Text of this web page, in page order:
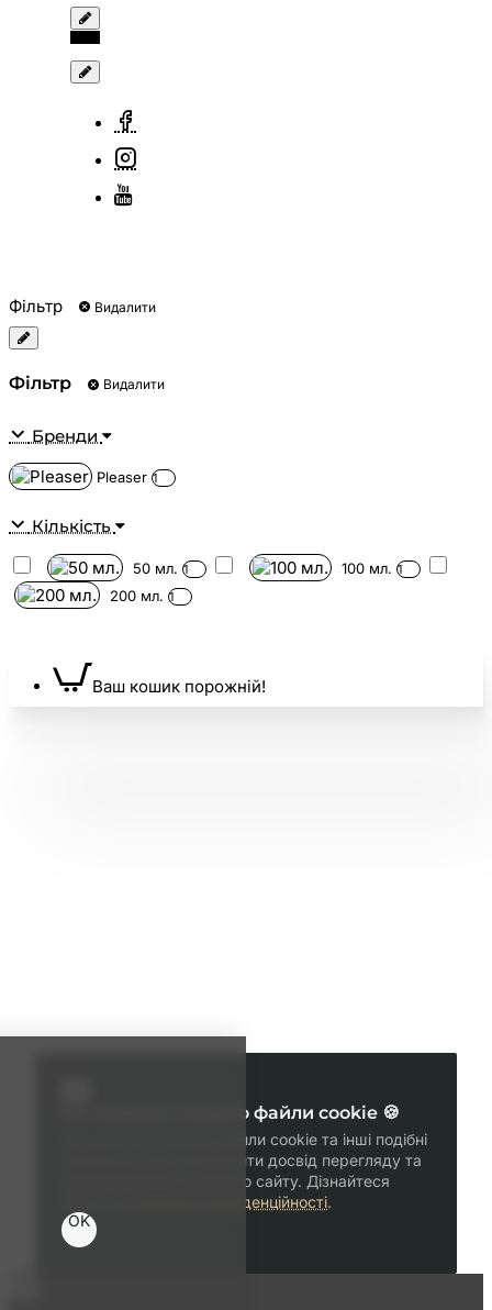
Фільтр Видалити
Фільтр Видалити
Бренди
Pleaser 1
Кількість
50 мл. 1 100 мл. 1
200 мл. 1
Ваш кошик порожній!
Ми використовуємо файли cookie 🍪
Ми використовуємо файли cookie та інші подібні
технології, щоб покращити досвід перегляду та
функціональність нашого сайту. Дізнайтеся
Політика конфіденційності.
OK